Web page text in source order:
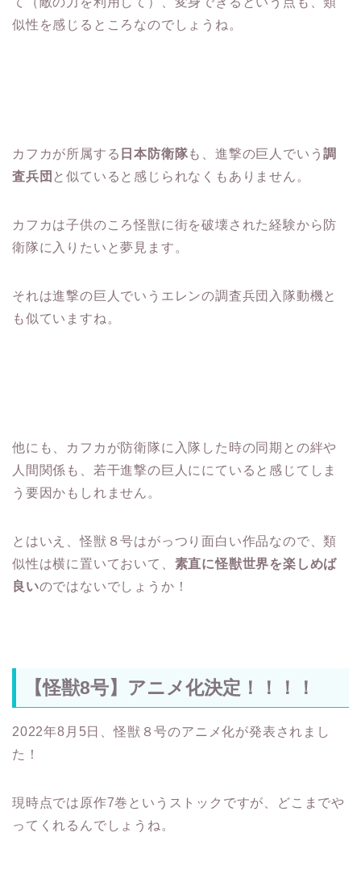
似性を感じるところなのでしょうね。
カフカが所属する 日本防衛隊も、進撃の巨人でいう調
査兵団 と似ていると感じられなくもありません。
カフカは子供のころ怪獣に街を破壊された経験から防
衛隊に入りたいと夢見ます。
それは進撃の巨人でいうエレンの調査兵団入隊動機と
も似ていますね。
他にも、カフカが防衛隊に入隊した時の同期との絆や
人間関係も、若干進撃の巨人ににていると感じてしま
う要因かもしれません。
とはいえ、怪獣８号はがっつり面白い作品なので、類
似性は横に置いておいて、 素直に怪獣世界を楽しめば
良いのではないでしょうか！
【怪獣8号】アニメ化決定！！！！
2022年8月5日、怪獣８号のアニメ化が発表されまし
た！
現時点では原作7巻というストックですが、どこまでや
ってくれるんでしょうね。